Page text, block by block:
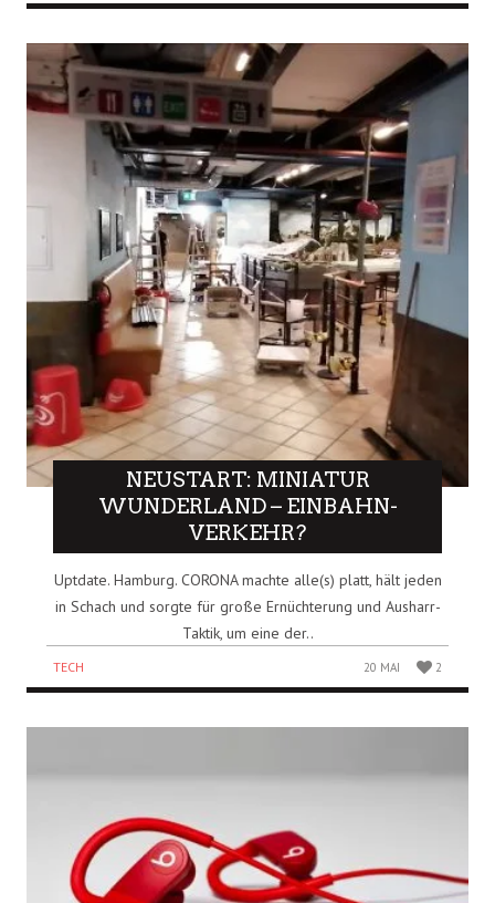
NEUSTART: MINIATUR
WUNDERLAND – EINBAHN-
VERKEHR?
Uptdate. Hamburg. CORONA machte alle(s) platt, hält jeden
in Schach und sorgte für große Ernüchterung und Ausharr-
Taktik, um eine der..
TECH 20 MAI 2